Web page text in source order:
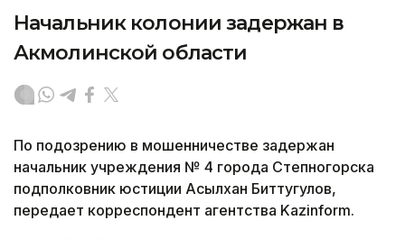
Начальник колонии задержан в
Акмолинской области
По подозрению в мошенничестве задержан
начальник учреждения № 4 города Степногорска
подполковник юстиции Асылхан Биттугулов,
передает корреспондент агентства Kazinform.